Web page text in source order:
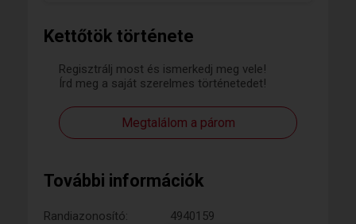
Kettőtök története
Regisztrálj most és ismerkedj meg vele!
Írd meg a saját szerelmes történetedet!
Megtalálom a párom
További információk
Randiazonosító:
4940159
VAGYOKKOSZONOM MEGETESUKET URI
EBERT KERESEK AKI TELEG SZERETETET
BOLDOG KISS ELETUNKBEJOJON AZ IGAZI
SZERETET 50 60 URI EBEREK NEMIS